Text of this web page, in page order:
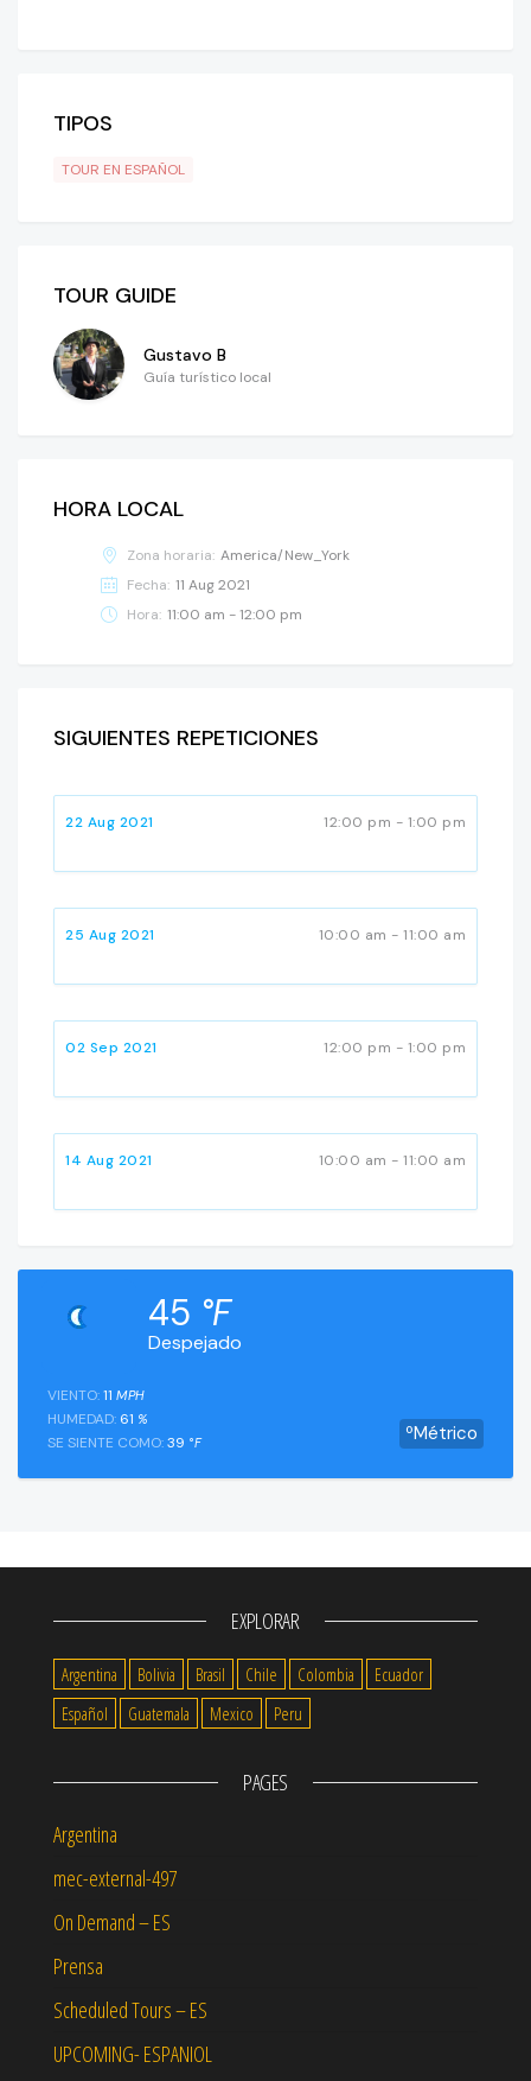
TIPOS
TOUR EN ESPAÑOL
TOUR GUIDE
Gustavo B
Guía turístico local
HORA LOCAL
Zona horaria: America/New_York
Fecha: 11 Aug 2021
Hora: 11:00 am - 12:00 pm
SIGUIENTES REPETICIONES
14 Aug 2021 10:00 am - 11:00 am
22 Aug 2021 12:00 pm - 1:00 pm
25 Aug 2021 10:00 am - 11:00 am
02 Sep 2021 12:00 pm - 1:00 pm
Despejado
45 °F
ºMétrico
VIENTO:11 MPH
HUMEDAD: 61 %
SE SIENTE COMO:39 °F
EXPLORAR
Argentina Bolivia Brasil Chile Colombia
Ecuador
Español
Guatemala Mexico Peru
PAGES
Argentina
mec-external-497
On Demand – ES
Prensa
Scheduled Tours – ES
UPCOMING- ESPANIOL